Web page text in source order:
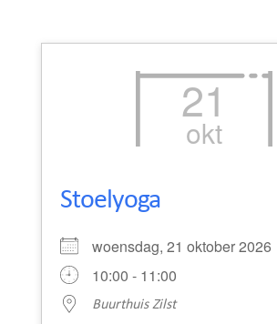
21
okt
Stoelyoga
woensdag, 21 oktober 2026
10:00 - 11:00
Buurthuis Zilst